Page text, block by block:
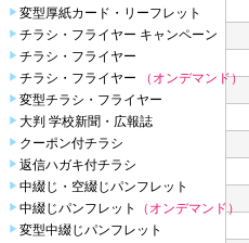
変型厚紙カード・リーフレット
チラシ・フライヤー キャンペーン
チラシ・フライヤー
チラシ・フライヤー
（オンデマンド）
変型チラシ・フライヤー
大判 学校新聞・広報誌
クーポン付チラシ
返信ハガキ付チラシ
中綴じ・空綴じパンフレット
中綴じパンフレット
（オンデマンド）
変型中綴じパンフレット